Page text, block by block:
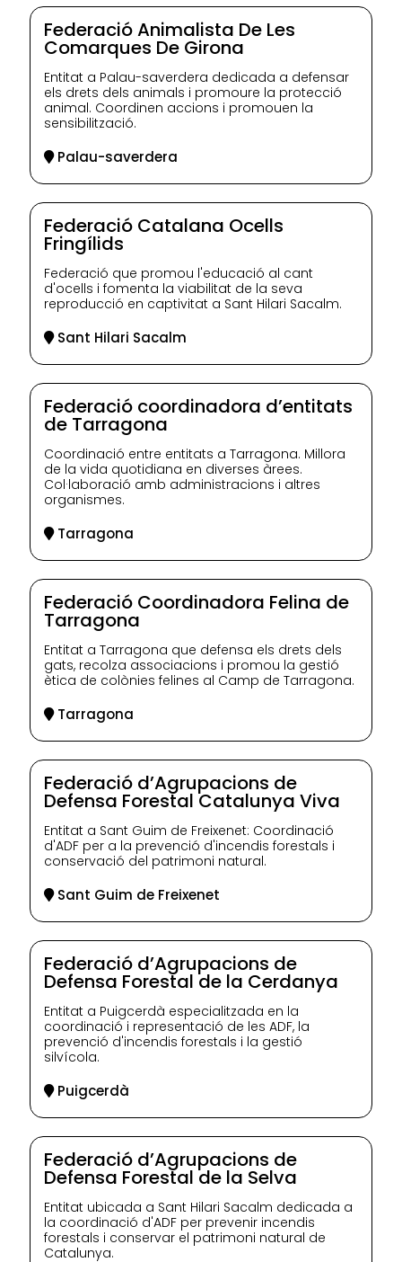
Federació Animalista De Les
Comarques De Girona
Entitat a Palau-saverdera dedicada a defensar
els drets dels animals i promoure la protecció
animal. Coordinen accions i promouen la
sensibilització.
Palau-saverdera
Federació Catalana Ocells
Fringílids
Federació que promou l'educació al cant
d'ocells i fomenta la viabilitat de la seva
reproducció en captivitat a Sant Hilari Sacalm.
Sant Hilari Sacalm
Federació coordinadora d’entitats
de Tarragona
Coordinació entre entitats a Tarragona. Millora
de la vida quotidiana en diverses àrees.
Col·laboració amb administracions i altres
organismes.
Tarragona
Federació Coordinadora Felina de
Tarragona
Entitat a Tarragona que defensa els drets dels
gats, recolza associacions i promou la gestió
ètica de colònies felines al Camp de Tarragona.
Tarragona
Federació d’Agrupacions de
Defensa Forestal Catalunya Viva
Entitat a Sant Guim de Freixenet: Coordinació
d'ADF per a la prevenció d'incendis forestals i
conservació del patrimoni natural.
Sant Guim de Freixenet
Federació d’Agrupacions de
Defensa Forestal de la Cerdanya
Entitat a Puigcerdà especialitzada en la
coordinació i representació de les ADF, la
prevenció d'incendis forestals i la gestió
silvícola.
Puigcerdà
Federació d’Agrupacions de
Defensa Forestal de la Selva
Entitat ubicada a Sant Hilari Sacalm dedicada a
la coordinació d'ADF per prevenir incendis
forestals i conservar el patrimoni natural de
Catalunya.